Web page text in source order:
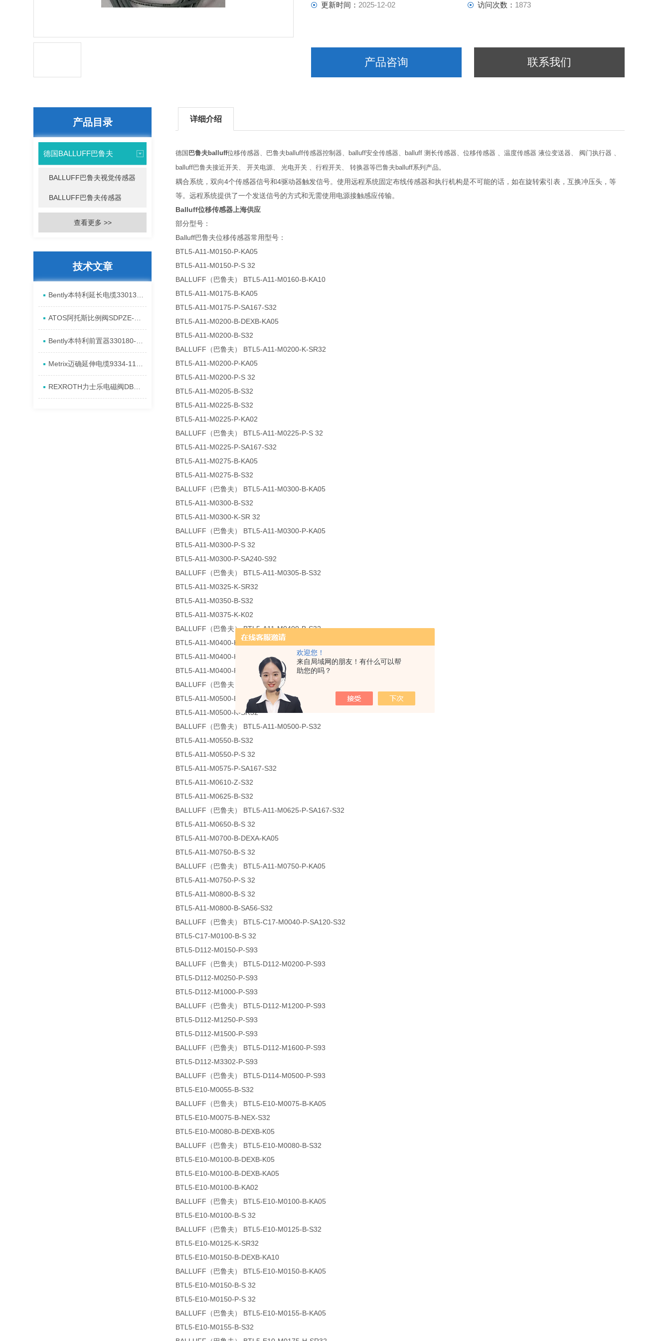
欢迎您！
来自局域网的朋友！有什么可以帮
助您的吗？
更新时间： 2025-12-02 访问次数： 1873
产品咨询 联系我们
产品目录
德国BALLUFF巴鲁夫
BALLUFF巴鲁夫视觉传感器
BALLUFF巴鲁夫传感器
查看更多 >>
技术文章
详细介绍
德国 巴鲁夫balluff位移传感器、巴鲁夫balluff传感器控制器、balluff安全传感器、balluff 测长传感器、位移传感器 、温度传感器 液位变送器、 阀门执行器 、
balluff巴鲁夫接近开关、 开关电源、 光电开关 、行程开关、 转换器等巴鲁夫balluff系列产品。
耦合系统，双向4个传感器信号和4驱动器触发信号。使用远程系统固定布线传感器和执行机构是不可能的话，如在旋转索引表，互换冲压头，等
等。远程系统提供了一个发送信号的方式和无需使用电源接触感应传输。
Balluff位移传感器上海供应
部分型号：
Balluff巴鲁夫位移传感器常用型号：
BTL5-A11-M0150-P-KA05
BTL5-A11-M0150-P-S 32
BALLUFF（巴鲁夫） BTL5-A11-M0160-B-KA10
BTL5-A11-M0175-B-KA05
BTL5-A11-M0175-P-SA167-S32
BTL5-A11-M0200-B-DEXB-KA05
BTL5-A11-M0200-B-S32
BALLUFF（巴鲁夫） BTL5-A11-M0200-K-SR32
BTL5-A11-M0200-P-KA05
BTL5-A11-M0200-P-S 32
BTL5-A11-M0205-B-S32
BTL5-A11-M0225-B-S32
BTL5-A11-M0225-P-KA02
BALLUFF（巴鲁夫） BTL5-A11-M0225-P-S 32
BTL5-A11-M0225-P-SA167-S32
BTL5-A11-M0275-B-KA05
BTL5-A11-M0275-B-S32
BALLUFF（巴鲁夫） BTL5-A11-M0300-B-KA05
BTL5-A11-M0300-B-S32
BTL5-A11-M0300-K-SR 32
BALLUFF（巴鲁夫） BTL5-A11-M0300-P-KA05
BTL5-A11-M0300-P-S 32
BTL5-A11-M0300-P-SA240-S92
BALLUFF（巴鲁夫） BTL5-A11-M0305-B-S32
BTL5-A11-M0325-K-SR32
BTL5-A11-M0350-B-S32
BTL5-A11-M0375-K-K02
BALLUFF（巴鲁夫） BTL5-A11-M0400-B-S32
BTL5-A11-M0400-K-K10
BTL5-A11-M0400-K-SR32
BTL5-A11-M0400-P-S 32
BALLUFF（巴鲁夫） BTL5-A11-M0450-P-S 32
BTL5-A11-M0500-B-KA05
BTL5-A11-M0500-K-SR32
BALLUFF（巴鲁夫） BTL5-A11-M0500-P-S32
BTL5-A11-M0550-B-S32
BTL5-A11-M0550-P-S 32
BTL5-A11-M0575-P-SA167-S32
BTL5-A11-M0610-Z-S32
BTL5-A11-M0625-B-S32
BALLUFF（巴鲁夫） BTL5-A11-M0625-P-SA167-S32
BTL5-A11-M0650-B-S 32
BTL5-A11-M0700-B-DEXA-KA05
BTL5-A11-M0750-B-S 32
BALLUFF（巴鲁夫） BTL5-A11-M0750-P-KA05
BTL5-A11-M0750-P-S 32
BTL5-A11-M0800-B-S 32
BTL5-A11-M0800-B-SA56-S32
BALLUFF（巴鲁夫） BTL5-C17-M0040-P-SA120-S32
BTL5-C17-M0100-B-S 32
BTL5-D112-M0150-P-S93
BALLUFF（巴鲁夫） BTL5-D112-M0200-P-S93
BTL5-D112-M0250-P-S93
BTL5-D112-M1000-P-S93
BALLUFF（巴鲁夫） BTL5-D112-M1200-P-S93
BTL5-D112-M1250-P-S93
BTL5-D112-M1500-P-S93
BALLUFF（巴鲁夫） BTL5-D112-M1600-P-S93
BTL5-D112-M3302-P-S93
BALLUFF（巴鲁夫） BTL5-D114-M0500-P-S93
BTL5-E10-M0055-B-S32
BALLUFF（巴鲁夫） BTL5-E10-M0075-B-KA05
BTL5-E10-M0075-B-NEX-S32
BTL5-E10-M0080-B-DEXB-K05
BALLUFF（巴鲁夫） BTL5-E10-M0080-B-S32
BTL5-E10-M0100-B-DEXB-K05
BTL5-E10-M0100-B-DEXB-KA05
BTL5-E10-M0100-B-KA02
BALLUFF（巴鲁夫） BTL5-E10-M0100-B-KA05
BTL5-E10-M0100-B-S 32
BALLUFF（巴鲁夫） BTL5-E10-M0125-B-S32
BTL5-E10-M0125-K-SR32
BTL5-E10-M0150-B-DEXB-KA10
BALLUFF（巴鲁夫） BTL5-E10-M0150-B-KA05
BTL5-E10-M0150-B-S 32
BTL5-E10-M0150-P-S 32
BALLUFF（巴鲁夫） BTL5-E10-M0155-B-KA05
BTL5-E10-M0155-B-S32